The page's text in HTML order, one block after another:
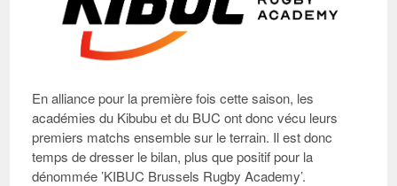
En alliance pour la première fois cette saison, les
académies du Kibubu et du BUC ont donc vécu leurs
premiers matchs ensemble sur le terrain. Il est donc
temps de dresser le bilan, plus que positif pour la
dénommée ’KIBUC Brussels Rugby Academy’.